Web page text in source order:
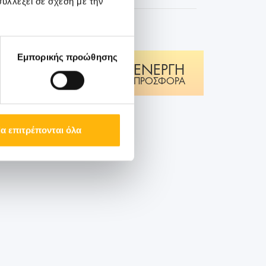
Εμπορικής προώθησης
επιτρέπονται όλα
ΕΝΕΡΓΗ
ΠΡΟΣΦΟΡΑ